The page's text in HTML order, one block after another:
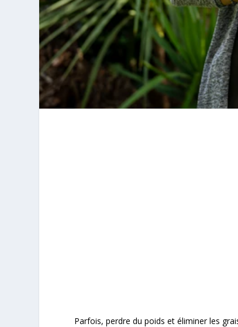
Parfois, perdre du poids et éliminer les